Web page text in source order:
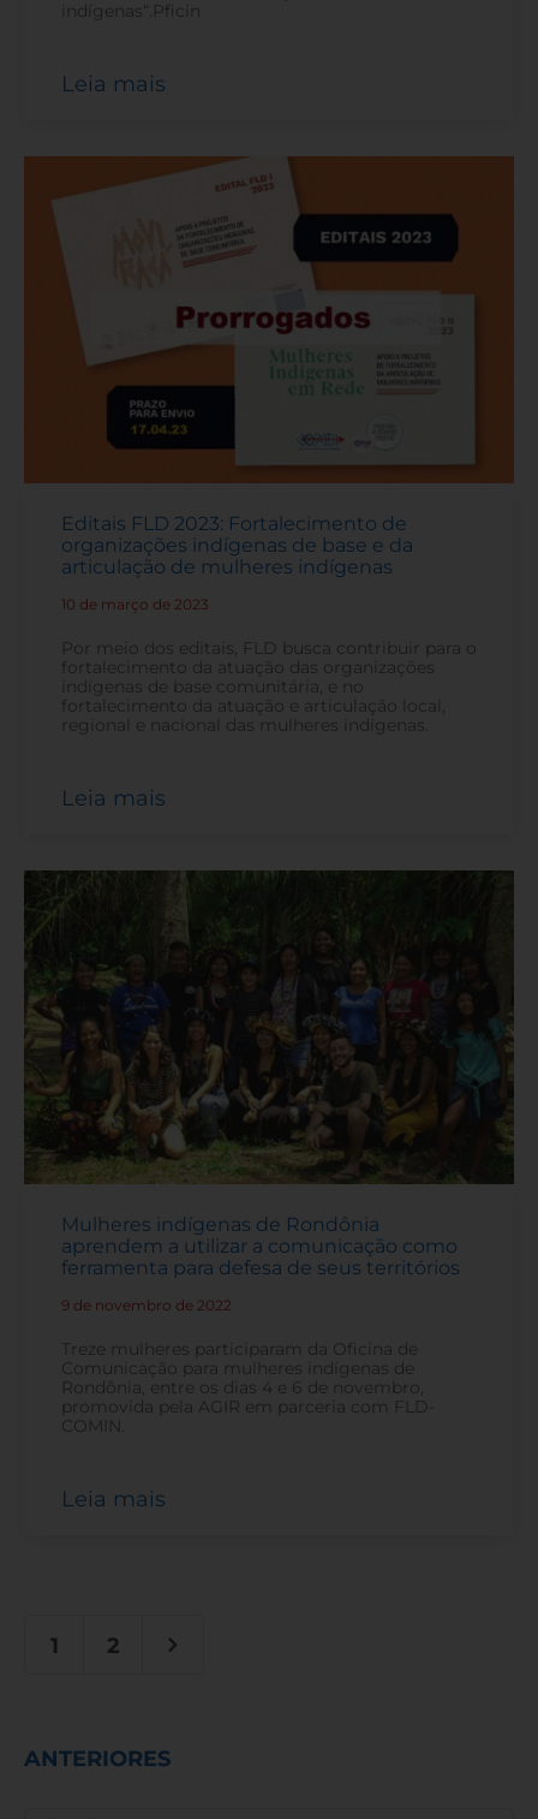
indígenas“.Pficin
Leia mais
Editais FLD 2023: Fortalecimento de
organizações indígenas de base e da
articulação de mulheres indígenas
10 de março de 2023
Por meio dos editais, FLD busca contribuir para o
fortalecimento da atuação das organizações
indígenas de base comunitária, e no
fortalecimento da atuação e articulação local,
regional e nacional das mulheres indígenas.
Leia mais
Mulheres indígenas de Rondônia
aprendem a utilizar a comunicação como
ferramenta para defesa de seus territórios
9 de novembro de 2022
Treze mulheres participaram da Oficina de
Comunicação para mulheres indígenas de
Rondônia, entre os dias 4 e 6 de novembro,
promovida pela AGIR em parceria com FLD-
COMIN.
Leia mais
1 2
ANTERIORES